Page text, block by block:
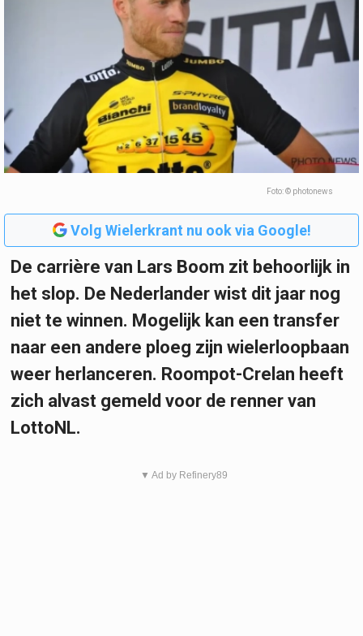
Foto: © photonews
Volg Wielerkrant nu ook via Google!
De carrière van Lars Boom zit behoorlijk in
het slop. De Nederlander wist dit jaar nog
niet te winnen. Mogelijk kan een transfer
naar een andere ploeg zijn wielerloopbaan
weer herlanceren. Roompot-Crelan heeft
zich alvast gemeld voor de renner van
LottoNL.
▼ Ad by Refinery89